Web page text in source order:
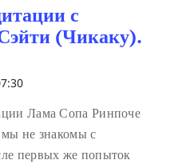
с
(Чикаку).
Лама Сопа Ринпоче
не знакомы с
первых же попыток